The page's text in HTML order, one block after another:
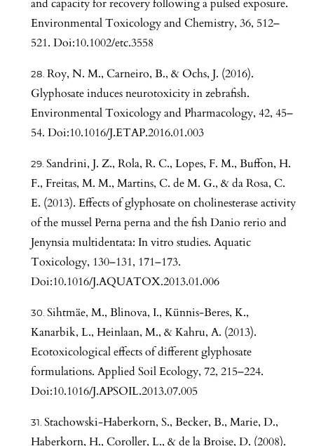
and capacity for recovery following a pulsed exposure.
Environmental Toxicology and Chemistry, 36, 512–
521. Doi:10.1002/etc.3558
Roy, N. M., Carneiro, B., & Ochs, J. (2016).
Glyphosate induces neurotoxicity in zebrafish.
Environmental Toxicology and Pharmacology, 42, 45–
54. Doi:10.1016/J.ETAP.2016.01.003
Sandrini, J. Z., Rola, R. C., Lopes, F. M., Buffon, H.
F., Freitas, M. M., Martins, C. de M. G., & da Rosa, C.
E. (2013). Effects of glyphosate on cholinesterase activity
of the mussel Perna perna and the fish Danio rerio and
Jenynsia multidentata: In vitro studies. Aquatic
Toxicology, 130–131, 171–173.
Doi:10.1016/J.AQUATOX.2013.01.006
Sihtmäe, M., Blinova, I., Künnis-Beres, K.,
Kanarbik, L., Heinlaan, M., & Kahru, A. (2013).
Ecotoxicological effects of different glyphosate
formulations. Applied Soil Ecology, 72, 215–224.
Doi:10.1016/J.APSOIL.2013.07.005
Stachowski-Haberkorn, S., Becker, B., Marie, D.,
Haberkorn, H., Coroller, L., & de la Broise, D. (2008).